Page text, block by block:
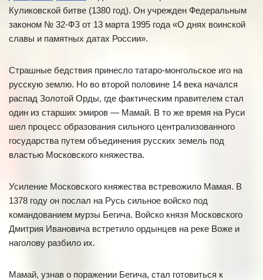
Куликовской битве (1380 год). Он учрежден Федеральным
законом № 32-ФЗ от 13 марта 1995 года «О днях воинской
славы и памятных датах России».
Страшные бедствия принесло татаро-монгольское иго на
русскую землю. Но во второй половине 14 века начался
распад Золотой Орды, где фактическим правителем стал
один из старших эмиров — Мамай. В то же время на Руси
шел процесс образования сильного централизованного
государства путем объединения русских земель под
властью Московского княжества.
Усиление Московского княжества встревожило Мамая. В
1378 году он послал на Русь сильное войско под
командованием мурзы Бегича. Войско князя Московского
Дмитрия Ивановича встретило ордынцев на реке Воже и
наголову разбило их.
Мамай, узнав о поражении Бегича, стал готовиться к